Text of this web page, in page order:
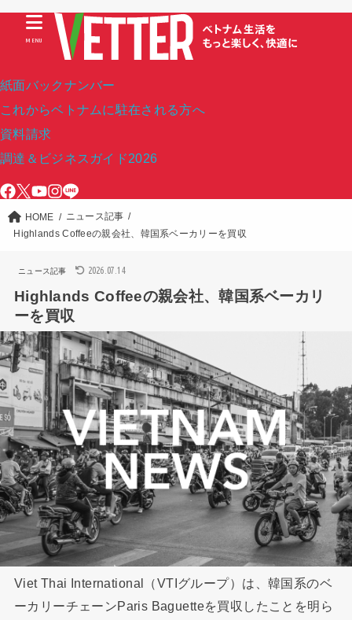
紙面バックナンバー
これからベトナムに駐在される方へ
資料請求
調達＆ビジネスガイド2026
MENU
HOME
ニュース記事
Highlands Coffeeの親会社、韓国系ベーカリーを買収
ニュース記事 2026.07.14
Highlands Coffeeの親会社、韓国系ベーカリ
ーを買収
Viet Thai International（VTIグループ）は、韓国系のベ
ーカリーチェーンParis Baguetteを買収したことを明ら